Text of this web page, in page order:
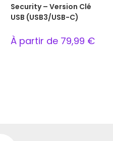
Security – Version Clé
USB (USB3/USB-C)
À partir de 79,99 €